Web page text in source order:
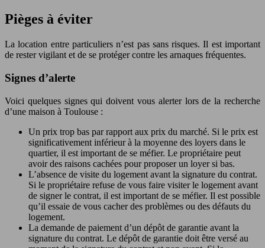
Pièges à éviter
La location entre particuliers n’est pas sans risques. Il est important
de rester vigilant et de se protéger contre les arnaques fréquentes.
Signes d’alerte
Voici quelques signes qui doivent vous alerter lors de la recherche
d’une maison à Toulouse :
Un prix trop bas par rapport aux prix du marché. Si le prix est
significativement inférieur à la moyenne des loyers dans le
quartier, il est important de se méfier. Le propriétaire peut
avoir des raisons cachées pour proposer un loyer si bas.
L’absence de visite du logement avant la signature du contrat.
Si le propriétaire refuse de vous faire visiter le logement avant
de signer le contrat, il est important de se méfier. Il est possible
qu’il essaie de vous cacher des problèmes ou des défauts du
logement.
La demande de paiement d’un dépôt de garantie avant la
signature du contrat. Le dépôt de garantie doit être versé au